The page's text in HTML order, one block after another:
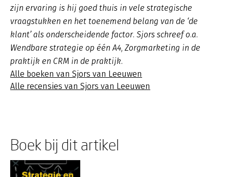
zijn ervaring is hij goed thuis in vele strategische
vraagstukken en het toenemend belang van de ‘de
klant’ als onderscheidende factor. Sjors schreef o.a.
Wendbare strategie op één A4, Zorgmarketing in de
praktijk en CRM in de praktijk.
Alle boeken van Sjors van Leeuwen
Alle recensies van Sjors van Leeuwen
Boek bij dit artikel